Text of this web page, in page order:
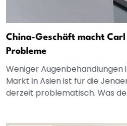
China-Geschäft macht
Probleme
Weniger Augenbehandlungen
Markt in Asien ist für die
derzeit problematisch. Was